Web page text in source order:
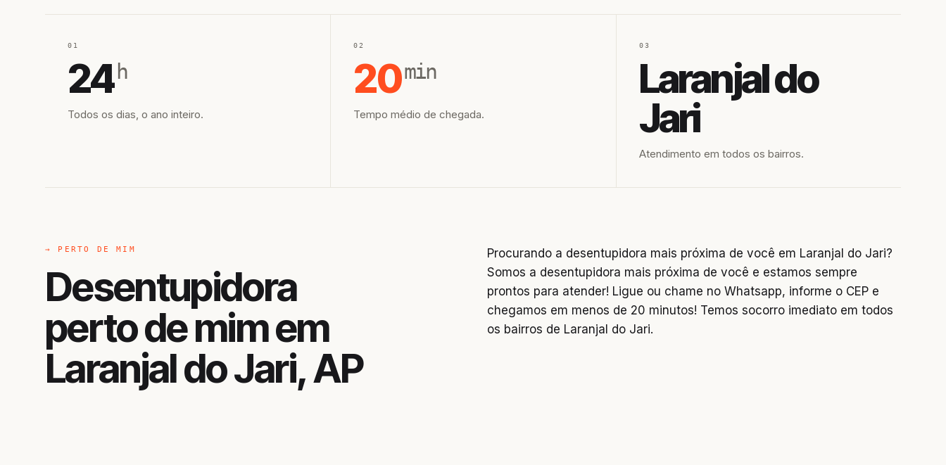
01
24 h
Todos os dias, o ano inteiro.
02
20min
Tempo médio de chegada.
03
Laranjal do
Jari
Atendimento em todos os bairros.
→ PERTO DE MIM
Desentupidora
perto de mim em
Laranjal do Jari, AP
Procurando a desentupidora mais próxima de você em Laranjal do Jari?
Somos a desentupidora mais próxima de você e estamos sempre
prontos para atender! Ligue ou chame no Whatsapp, informe o CEP e
chegamos em menos de 20 minutos! Temos socorro imediato em todos
os bairros de Laranjal do Jari.